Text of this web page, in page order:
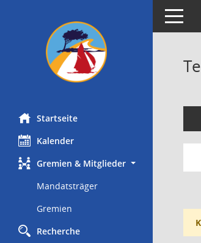
Startseite
Kalender
Gremien & Mitglieder
Mandatsträger
Gremien
Recherche
Toggle